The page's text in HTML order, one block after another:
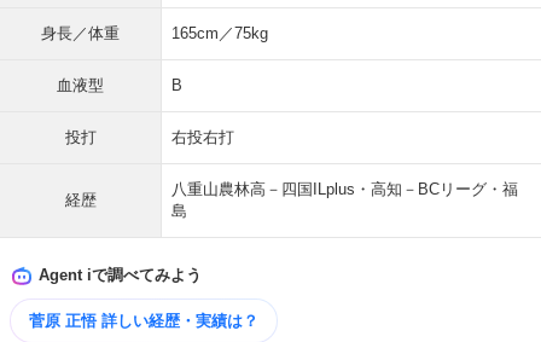
身長／体重 165cm／75kg
血液型 B
投打 右投右打
経歴
八重山農林高－四国ILplus・高知－BCリーグ・福
島
Agent iで調べてみよう
菅原 正悟 詳しい経歴・実績は？